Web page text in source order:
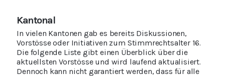
Kantonal
In vielen Kantonen gab es bereits Diskussionen,
Vorstösse oder Initiativen zum Stimmrechtsalter 16.
Die folgende Liste gibt einen Überblick über die
aktuellsten Vorstösse und wird laufend aktualisiert.
Dennoch kann nicht garantiert werden, dass für alle